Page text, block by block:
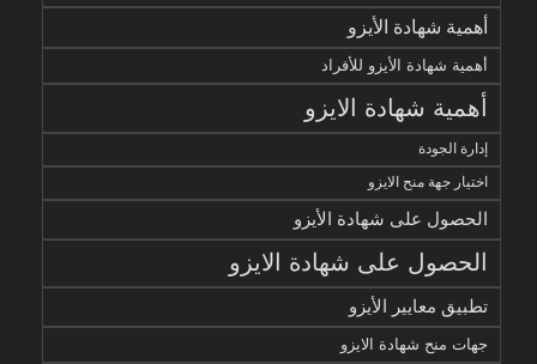
أهمية شهادة الأيزو
أهمية شهادة الأيزو للأفراد
أهمية شهادة الايزو
إدارة الجودة
اختيار جهة منح الايزو
الحصول على شهادة الأيزو
الحصول على شهادة الايزو
تطبيق معايير الأيزو
جهات منح شهادة الايزو